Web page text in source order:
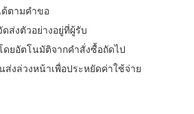
ด้ตามคำขอ
ส่งตัวอย่างอยู่ที่ผู้รับ
ยอัตโนมัติจากคำสั่งซื้อถัดไป
งล่วงหน้าเพื่อประหยัดค่าใช้จ่าย